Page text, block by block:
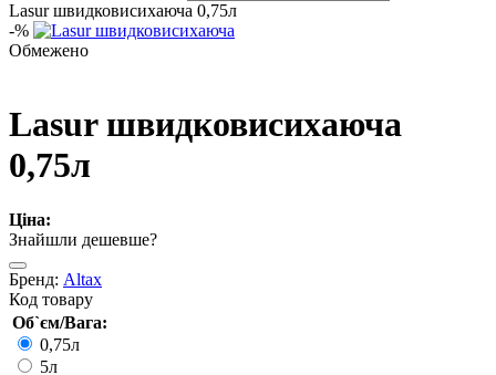
Lasur швидковисихаюча 0,75л
-%
Обмежено
Lasur швидковисихаюча
0,75л
Ціна:
Знайшли дешевше?
Бренд: Altax
Код товару
Об`єм/Вага:
0,75л
5л